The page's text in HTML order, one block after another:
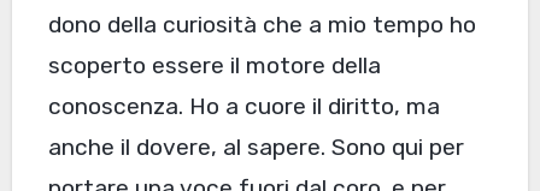
dono della curiosità che a mio tempo ho
scoperto essere il motore della
conoscenza. Ho a cuore il diritto, ma
anche il dovere, al sapere. Sono qui per